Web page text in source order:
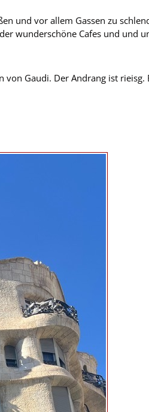
und vor allem Gassen zu
wunderschöne Cafes und und
Gaudi. Der Andrang ist rieisg.